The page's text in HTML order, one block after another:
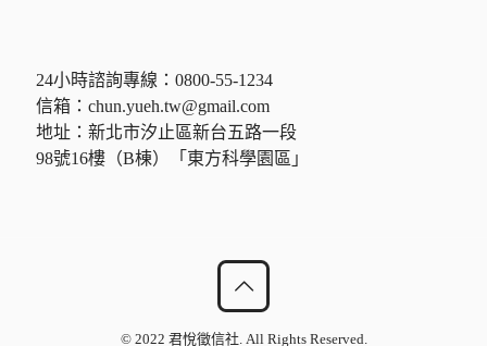
24小時諮詢專線： 0800-55-1234
信箱： chun.yueh.tw@gmail.com
地址：新北市汐止區新台五路一段
98號16樓（B棟）「東方科學園區」
© 2022 君悅徵信社. All Rights Reserved.